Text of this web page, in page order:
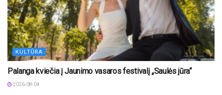
KULTŪRA
Palanga kviečia į Jaunimo vasaros festivalį „Saulės jūra“
2026-08-04